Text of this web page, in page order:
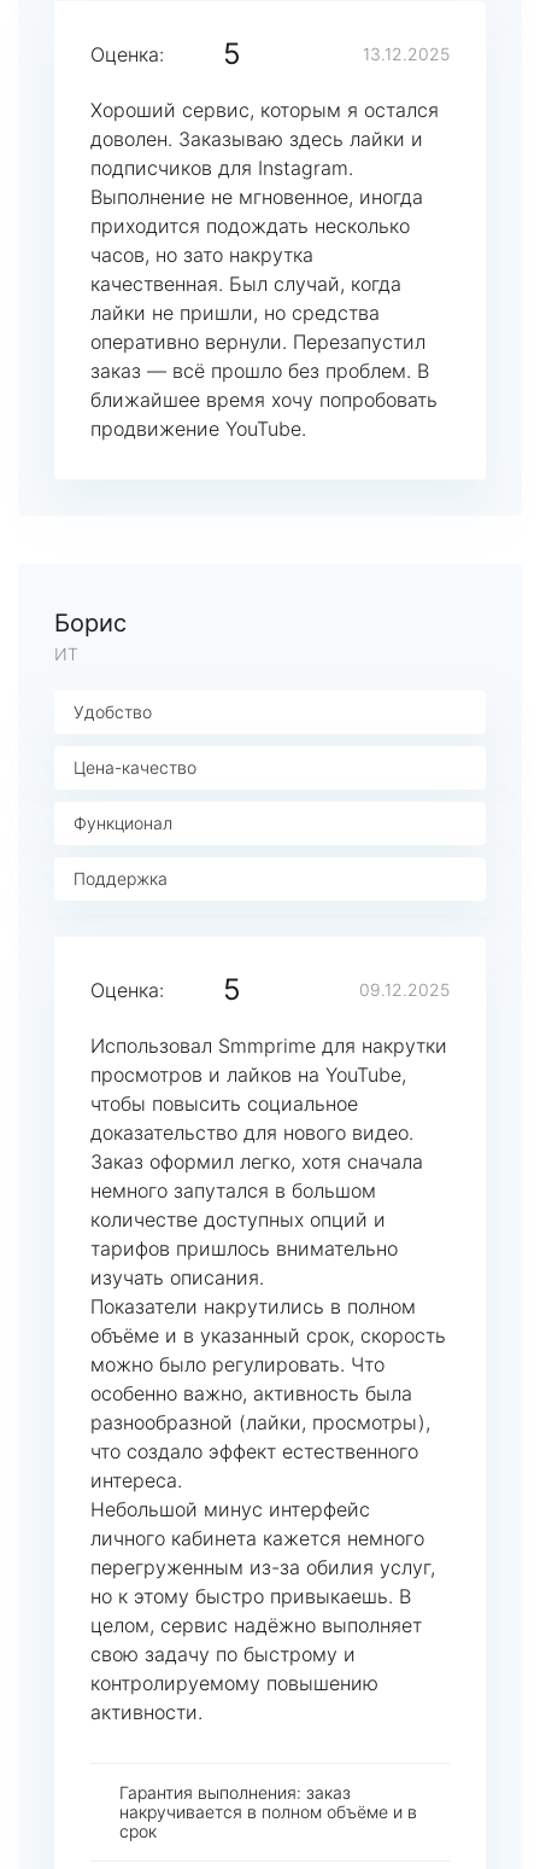
Оценка: 5 13.12.2025
Хороший сервис, которым я остался
доволен. Заказываю здесь лайки и
подписчиков для Instagram.
Выполнение не мгновенное, иногда
приходится подождать несколько
часов, но зато накрутка
качественная. Был случай, когда
лайки не пришли, но средства
оперативно вернули. Перезапустил
заказ — всё прошло без проблем. В
ближайшее время хочу попробовать
продвижение YouTube.
Борис
ИТ
Удобство
Цена-качество
Функционал
Поддержка
Оценка: 5 09.12.2025
Использовал Smmprime для накрутки
просмотров и лайков на YouTube,
чтобы повысить социальное
доказательство для нового видео.
Заказ оформил легко, хотя сначала
немного запутался в большом
количестве доступных опций и
тарифов пришлось внимательно
изучать описания.
Показатели накрутились в полном
объёме и в указанный срок, скорость
можно было регулировать. Что
особенно важно, активность была
разнообразной (лайки, просмотры),
что создало эффект естественного
интереса.
Небольшой минус интерфейс
личного кабинета кажется немного
перегруженным из-за обилия услуг,
но к этому быстро привыкаешь. В
целом, сервис надёжно выполняет
свою задачу по быстрому и
контролируемому повышению
активности.
Гарантия выполнения: заказ
накручивается в полном объёме и в
срок